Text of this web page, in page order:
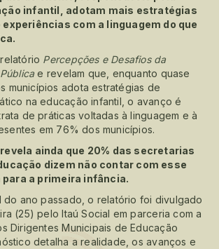
infantil, adotam mais estratégias
com a linguagem do que
Percepções e Desafios da
e revelam que, enquanto quase
municípios adota estratégias de
na educação infantil, o avanço é
de práticas voltadas à linguagem e à
em 76% dos municípios.
ainda que 20% das secretarias
dizem não contar com esse
a primeira infância.
do ano passado, o relatório foi divulgado
(25) pelo Itaú Social em parceria com a
Dirigentes Municipais de Educação
detalha a realidade, os avanços e